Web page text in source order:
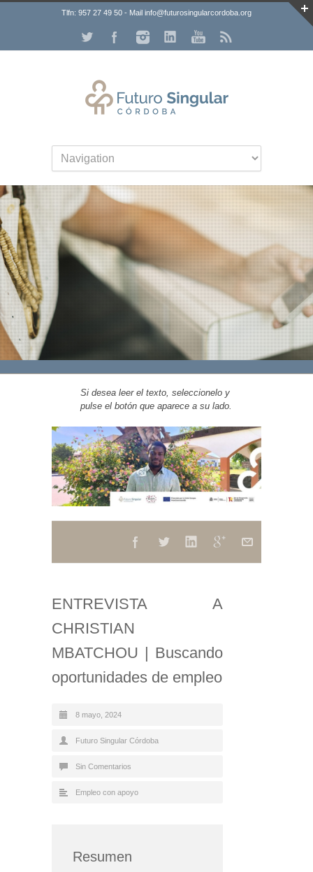
Tlfn: 957 27 49 50 - Mail info@futurosingularcordoba.org
Si desea leer el texto, seleccionelo y
pulse el botón que aparece a su lado.
ENTREVISTA A
CHRISTIAN
MBATCHOU | Buscando
oportunidades de empleo
8 mayo, 2024
Futuro Singular Córdoba
Sin Comentarios
Empleo con apoyo
Resumen